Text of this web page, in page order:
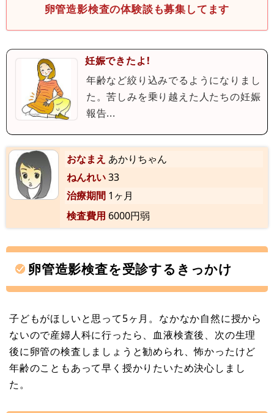
卵管造影検査の体験談も募集してます
妊娠できたよ!
年齢など絞り込みでるようになりまし
た。苦しみを乗り越えた人たちの妊娠
報告...
おなまえ あかりちゃん
ねんれい33
治療期間 1ヶ月
検査費用 6000円弱
卵管造影検査を受診するきっかけ
子どもがほしいと思って5ヶ月。なかなか自然に授から
ないので産婦人科に行ったら、血液検査後、次の生理
後に卵管の検査しましょうと勧められ、怖かったけど
年齢のこともあって早く授かりたいため決心しまし
た。